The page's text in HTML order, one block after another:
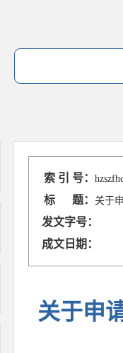
索 引 号：
标 题： 关于
发文字号：
成文日期：
关于申